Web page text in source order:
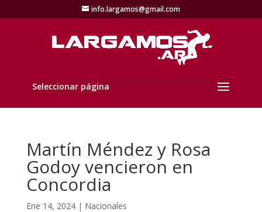
info.largamos@gmail.com
Seleccionar página
Martín Méndez y Rosa
Godoy vencieron en
Concordia
Ene 14, 2024| Nacionales